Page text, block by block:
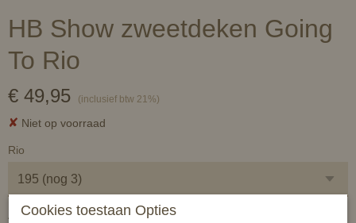
HB Show zweetdeken Going
To Rio
€ 49,95 (inclusief btw 21%)
✘ Niet op voorraad
Rio
Aantal
Cookies toestaan Opties